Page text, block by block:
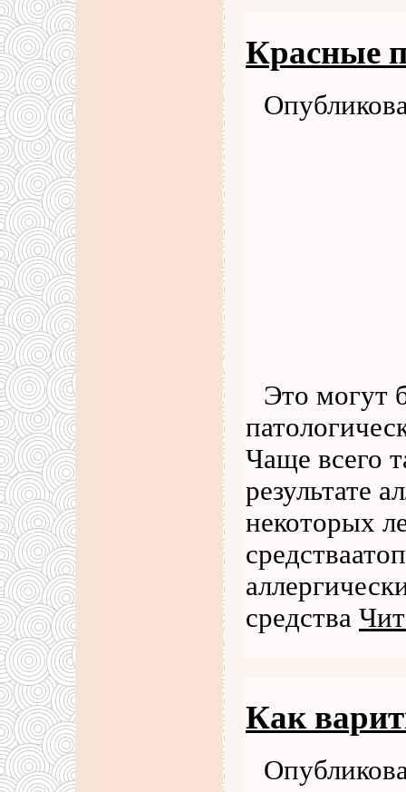
Красные
Это могут
Чаще всего
результате
некоторых
средства
Как